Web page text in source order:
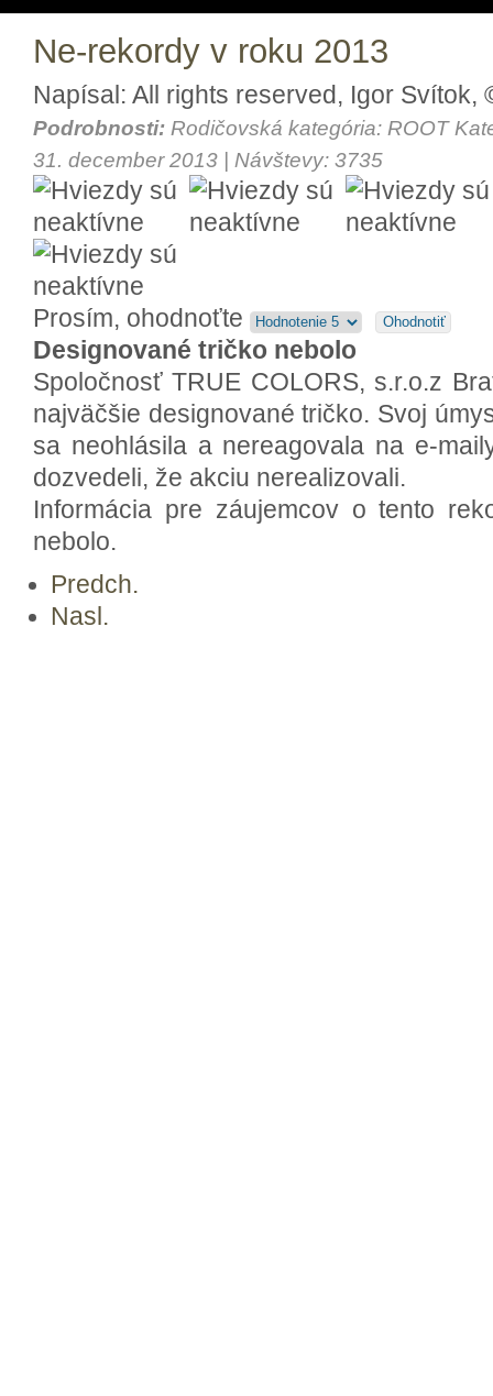
Ne-rekordy v roku 2013
Napísal: All rights reserved, Igor Svítok,
Podrobnosti: Rodičovská kategória: ROOT
31. december 2013 | Návštevy: 3735
Prosím, ohodnoťte
Designované tričko nebolo
Spoločnosť TRUE COLORS, s.r.o.z
najväčšie designované tričko. Svoj
sa neohlásila a nereagovala na e-
dozvedeli, že akciu nerealizovali.
Informácia pre záujemcov o tento
nebolo.
Predch.
Nasl.